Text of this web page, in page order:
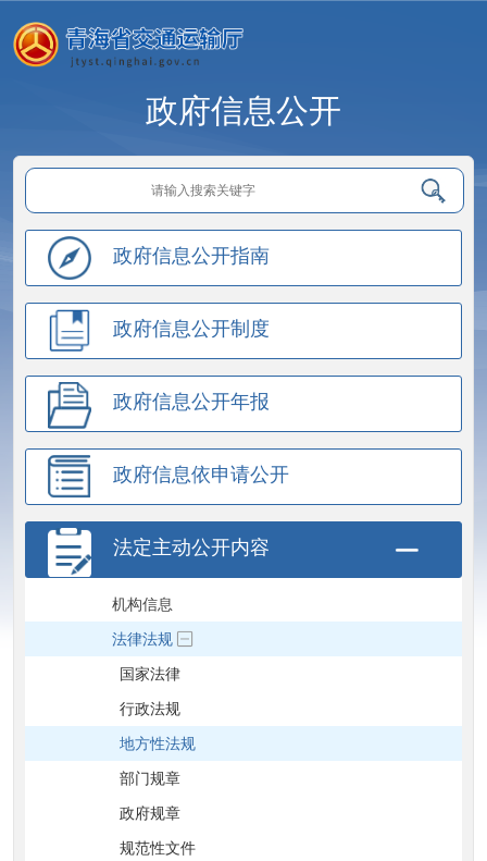
政府信息公开
政府信息公开指南
政府信息公开制度
政府信息公开年报
政府信息依申请公开
法定主动公开内容
机构信息
法律法规
国家法律
行政法规
地方性法规
部门规章
政府规章
规范性文件